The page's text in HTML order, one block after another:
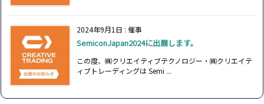
2024年9月1日 : 催事
SemiconJapan2024に出展します。
この度、㈱クリエイティブテクノロジー・㈱クリエイテ
ィブトレーディングは Semi ...